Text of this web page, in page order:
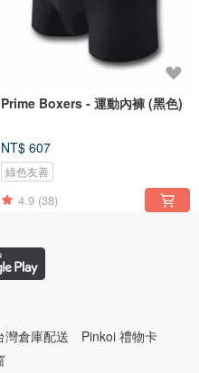
Prime Boxers - 運動內褲 (黑色)
NT$ 607
綠色友善
4.9 (38)
灣倉庫配送
Pinkoi 禮物卡